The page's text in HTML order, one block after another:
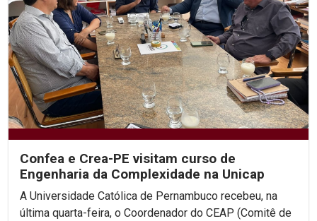
Confea e Crea-PE visitam curso de
Engenharia da Complexidade na Unicap
A Universidade Católica de Pernambuco recebeu, na
última quarta-feira, o Coordenador do CEAP (Comitê de